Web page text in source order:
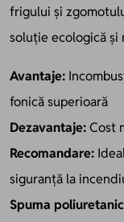
frigului și
soluție ecologică și
Avantaje:
fonică superioară
Dezavantaje:Cost
Recomandare:
siguranță la
Spuma